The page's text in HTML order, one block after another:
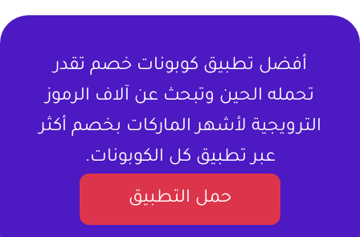
أفضل تطبيق كوبونات خصم تقدر
تحمله الحين وتبحث عن آلاف الرموز
الترويجية لأشهر الماركات بخصم أكثر
عبر تطبيق كل الكوبونات.
حمل التطبيق